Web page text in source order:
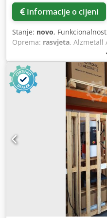
Informacije o cijeni
Stanje: novo,
Oprema: rasvjeta, Alzmetall
stupna bušilica Stanje: novo
(ST 60): 50 mm Čelik za
Nosač vretena: MK 4 Hod
mm Promjer stupa: 145 mm
4.000 Snaga: 1,8 / 2,9 KW
funkcijom osjetljivim na
Kontinuirano podešavanje
brzine Zaštita vretena Tri
kazaljke na satu – suprotno
zaustavljanje Gumb za
rotacija Kontrolni napon 24
S Aryjfx Ag Dof Klasa
Elektromagnetska zaštita od
punjenje strojnog ulja
12 LED strojno svjetlo -
grip - Alzmetall opcija br -
rashladnog sredstva A -